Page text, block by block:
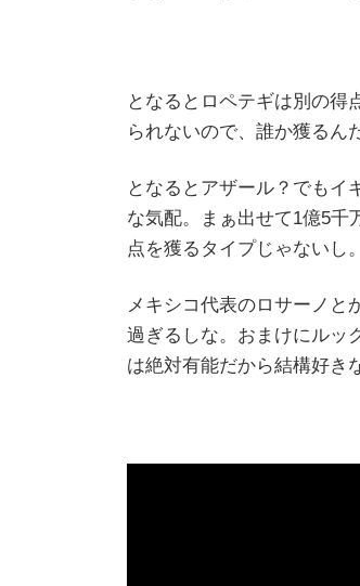
となるとロペテギは別の得
られないので、誰か獲るん
となるとアザール？でもイ
な気配。まぁ出せて1億5千
点を獲るタイプじゃないし
メキシコ代表のロサーノと
過ぎるしな。おまけにルッ
は絶対有能だから結構好き